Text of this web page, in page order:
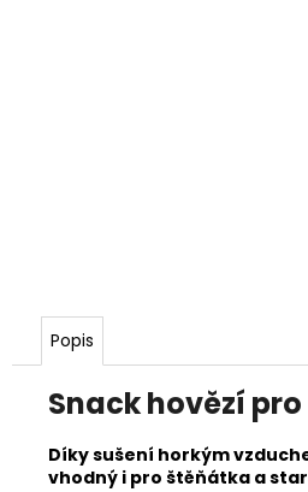
Popis
Snack hovězí pro
Díky sušení horkým
vhodný i pro štěňátka a